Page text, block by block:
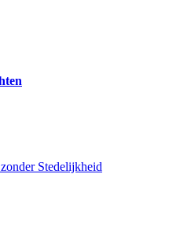
Stedelijkheid